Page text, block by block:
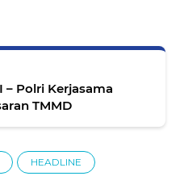
– Polri Kerjasama
TMMD
HEADLINE